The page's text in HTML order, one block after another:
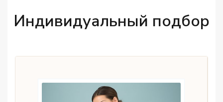
Индивидуальный подбор